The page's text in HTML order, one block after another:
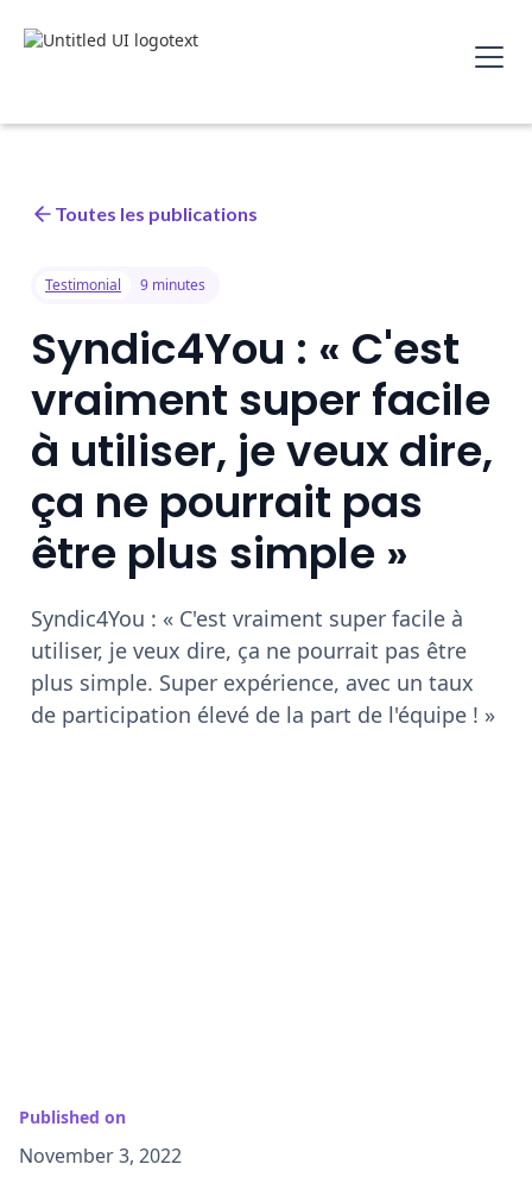
Toutes les publications
Testimonial 9 minutes
Syndic4You : « C'est
vraiment super facile
à utiliser, je veux dire,
ça ne pourrait pas
être plus simple »
Syndic4You : « C'est vraiment super facile à
utiliser, je veux dire, ça ne pourrait pas être
plus simple. Super expérience, avec un taux
de participation élevé de la part de l'équipe ! »
Published on
November 3, 2022